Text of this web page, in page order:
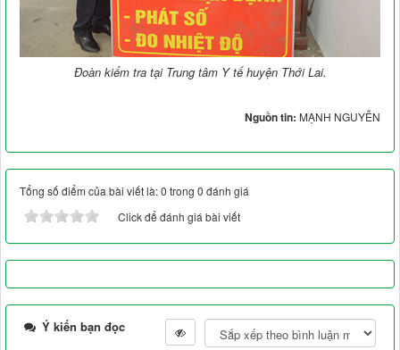
Đoàn kiểm tra tại Trung tâm Y tế huyện Thới Lai.
Nguồn tin: MẠNH NGUYỄN
Tổng số điểm của bài viết là: 0 trong 0 đánh giá
Click để đánh giá bài viết
Ý kiến bạn đọc